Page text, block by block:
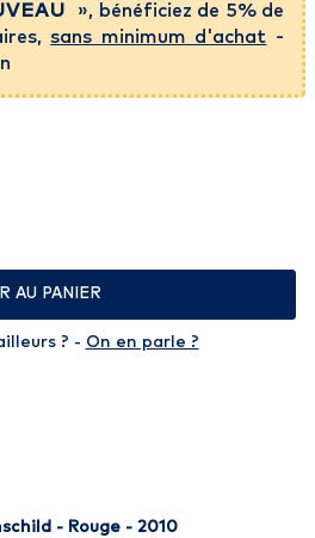
», bénéficiez de 5% de
sans minimum d'achat -
AU PANIER
? - On en parle ?
- Rouge - 2010